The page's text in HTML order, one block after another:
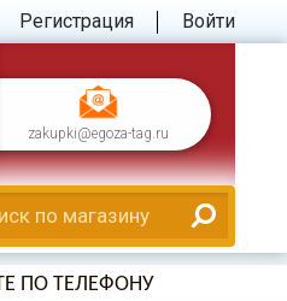
Регистрация Войти
zakupki@egoza-tag.ru
ПО ТЕЛЕФОНУ